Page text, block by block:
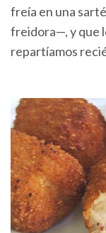
freía en una
freidora—, y que
repartíamos